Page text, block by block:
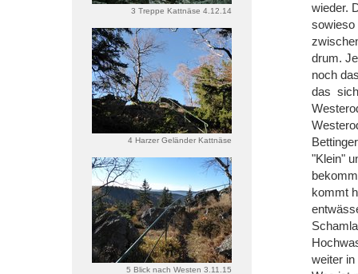
3 Treppe Kattnäse 4.12.14
4 Harzer Geländer Kattnäse
5 Blick nach Westen 3.11.15
wieder.
sowieso
drum.
noch
das
"Klein"
kommt
weiter